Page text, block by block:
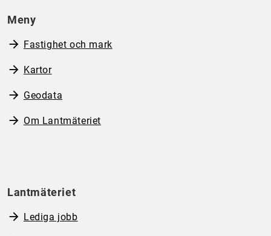
Meny
Fastighet och mark
Kartor
Geodata
Om Lantmäteriet
Lantmäteriet
Lediga jobb